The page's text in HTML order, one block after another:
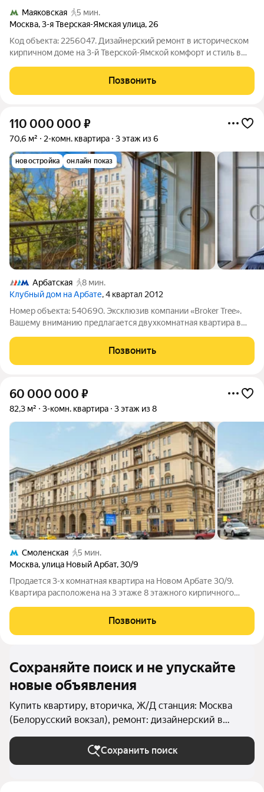
Маяковская
5 мин.
Москва,3-я Тверская-Ямская улица, 26
Код объекта: 2256047. Дизайнерский ремонт в историческом
кирпичном доме на 3-й Тверской-Ямской комфорт и стиль в
ощущение приватности и четкого зонирования: рабочая зона,
уютная гостиная и
Позвонить
110 000 000 ₽
70,6 м² 2-комн. квартира 3 этаж из 6
новостройка онлайн показ
Арбатская
8 мин.
Клубный дом на Арбате, 4 квартал 2012
Номер объекта: 540690. Эксклюзив компании «Broker Tree».
Вашему вниманию предлагается двухкомнатная квартира в
классики, расположенная в ЖК «Клубный дом на Арбате».
Уникальное предложение, не имеющее
Позвонить
60 000 000 ₽
82,3 м² 3-комн. квартира 3 этаж из 8
Смоленская
5 мин.
Москва,улица Новый Арбат,30/9
Продается 3-х комнатная квартира на Новом Арбате 30/9.
Квартира расположена на 3 этаже 8 этажного кирпичного
кухня, совмещенная с гостиной. 2 санузла. Удобные спальни с
достаточным количеством
Позвонить
Сохраняйте поиск и не упускайте
новые объявления
Купить квартиру, вторичка, Ж/Д станция: Москва
(Белорусский вокзал), ремонт: дизайнерский в
Москве и МО
Сохранить поиск